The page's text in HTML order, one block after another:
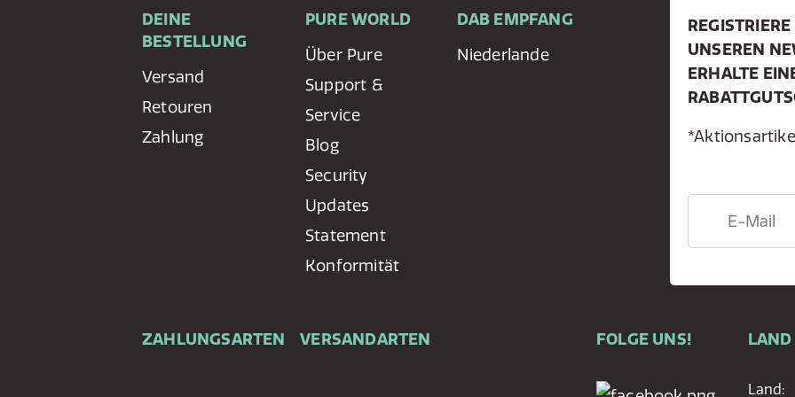
DEINE
BESTELLUNG
Versand
Retouren
Zahlung
PURE WORLD
Über Pure
Support &
Service
Blog
Security
Updates
Statement
Konformität
DAB EMPFANG
Niederlande
ZAHLUNGSARTEN VERSANDARTEN
UNSEREN
ERHALTE
FOLGE UNS! LAND
Land: